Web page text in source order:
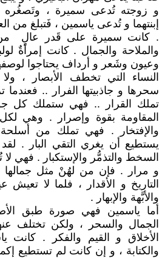
و زوجته تُدعى سميرة ،
إبنتهما و تُدعى ياسمين ، فَتبلغ من
. كانت سميرة على قَدر عالٍ من
والملاحة والجمال . كانت إمرأةٌ
وعيون وشَعر و أرداف يحتاجوا
النساء التي تخطف الأبصار ،
سحرها و جاذبيتها الفرار ..
تملك القرار .. فهي ستملك كل
المقاومة بقوة وإصرار . وهي
والإفتخار . فهي تملك من أسلحة
يستطيع أن يغري التقي البار .
السخط والتذمُّر والإستكبار . فهي لا
و مرار . فإن من لهُنْ مثل جمالها
التاريخ و الأقدار ، فلما لا تعيش
والأبَّهة والإبهار .
أما ياسمين فهي صورة طبق
الجمال والسحر ، ولكن تختلف
الأخلاق و القيم والفكر . كانت
والكتابة ، و إن كانت لم تستطيع